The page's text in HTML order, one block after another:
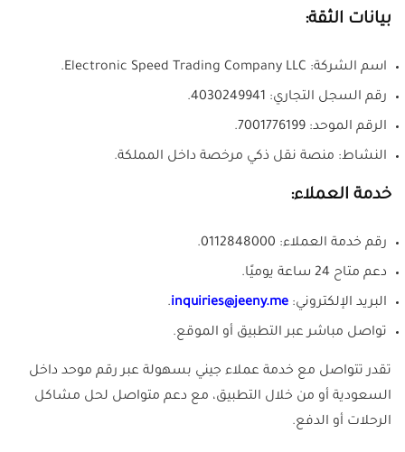
بيانات الثقة:
اسم الشركة: Electronic Speed Trading Company LLC.
رقم السجل التجاري: 4030249941.
الرقم الموحد: 7001776199.
النشاط: منصة نقل ذكي مرخصة داخل المملكة.
خدمة العملاء:
رقم خدمة العملاء: 0112848000.
دعم متاح 24 ساعة يوميًا.
البريد الإلكتروني: inquiries@jeeny.me
.
تواصل مباشر عبر التطبيق أو الموقع.
تقدر تتواصل مع خدمة عملاء جيني بسهولة عبر رقم موحد داخل
السعودية أو من خلال التطبيق، مع دعم متواصل لحل مشاكل
الرحلات أو الدفع.